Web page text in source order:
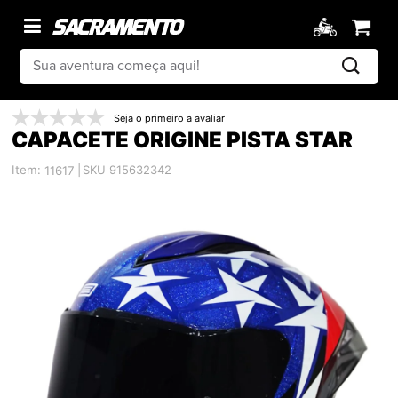
Seja o primeiro a avaliar
CAPACETE ORIGINE PISTA STAR
Item: 11617 SKU 915632342